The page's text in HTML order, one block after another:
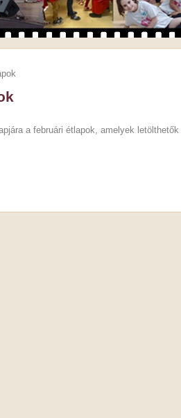
a februári étlapok, amelyek letölthetők